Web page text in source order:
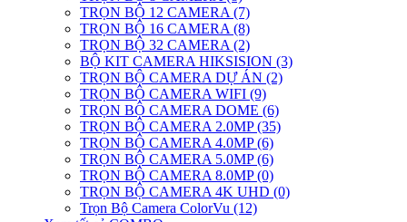
TRỌN BỘ 12 CAMERA (7)
TRỌN BỘ 16 CAMERA (8)
TRỌN BỘ 32 CAMERA (2)
BỘ KIT CAMERA HIKSISION (3)
TRỌN BỘ CAMERA DỰ ÁN (2)
TRỌN BỘ CAMERA WIFI (9)
TRỌN BỘ CAMERA DOME (6)
TRỌN BỘ CAMERA 2.0MP (35)
TRỌN BỘ CAMERA 4.0MP (6)
TRỌN BỘ CAMERA 5.0MP (6)
TRỌN BỘ CAMERA 8.0MP (0)
TRỌN BỘ CAMERA 4K UHD (0)
Trọn Bộ Camera ColorVu (12)